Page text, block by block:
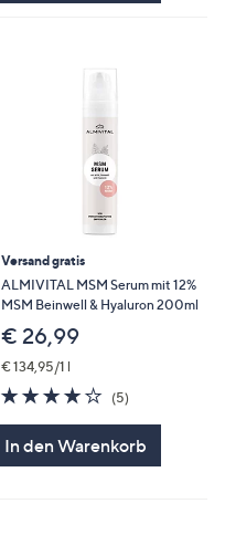
Versand gratis
ALMIVITAL MSM Serum mit 12%
MSM Beinwell & Hyaluron 200ml
€ 26,99
€ 134,95/1 l
3.8
von
(5)5
In den Warenkorb